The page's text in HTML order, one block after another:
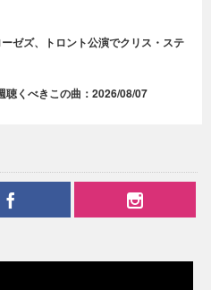
ゼズ、トロント公演でクリス・ステ
聴くべきこの曲：2026/08/07